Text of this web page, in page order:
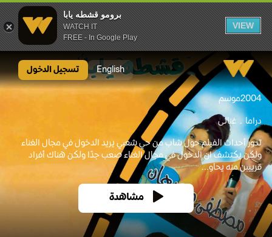
برومو قشطه يابا
WATCH IT
FREE - In Google Play
VIEW
English تسجيل الدخول
2004موسم
دراما غنائى
تدور أحداث الفيلم حول شاب من حي شعبي يريد الدخول في مجال الغناء
ولكن يكتشف ان الدخول في مجال الغناء صعب جدًا ولكن هناك أفراد
قرييبن منه يحاو...
مشاهدة